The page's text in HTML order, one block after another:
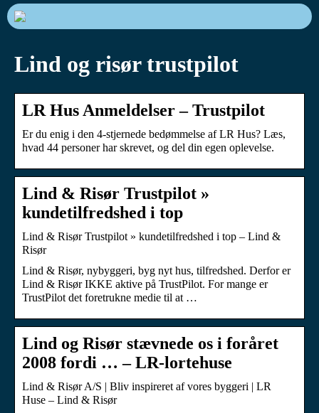
Lind og risør trustpilot
LR Hus Anmeldelser – Trustpilot
Er du enig i den 4-stjernede bedømmelse af LR Hus? Læs,
hvad 44 personer har skrevet, og del din egen oplevelse.
Lind & Risør Trustpilot »
kundetilfredshed i top
Lind & Risør Trustpilot » kundetilfredshed i top – Lind &
Risør
Lind & Risør, nybyggeri, byg nyt hus, tilfredshed. Derfor er
Lind & Risør IKKE aktive på TrustPilot. For mange er
TrustPilot det foretrukne medie til at …
Lind og Risør stævnede os i foråret
2008 fordi … – LR-lortehuse
Lind & Risør A/S | Bliv inspireret af vores byggeri | LR
Huse – Lind & Risør